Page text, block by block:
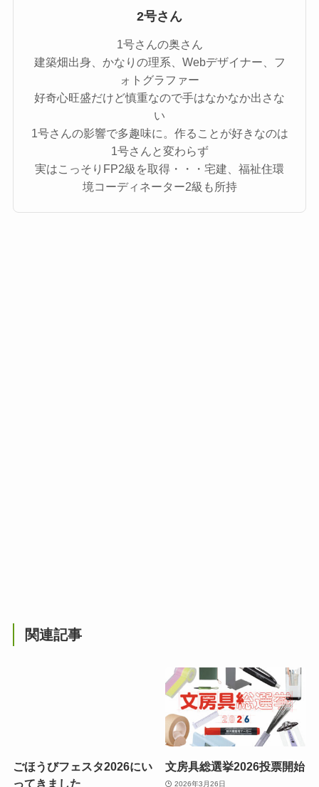
2号さん
1号さんの奥さん
建築畑出身、かなりの理系、Webデザイナー、フ
ォトグラファー
好奇心旺盛だけど慎重なので手はなかなか出さな
い
1号さんの影響で多趣味に。作ることが好きなのは
1号さんと変わらず
実はこっそりFP2級を取得・・・宅建、福祉住環
境コーディネーター2級も所持
関連記事
ごほうびフェスタ2026にい
ってきました
文房具総選挙2026投票開始
2026年3月26日